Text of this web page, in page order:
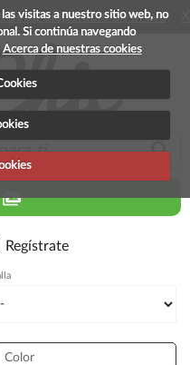
visitas a nuestro sitio web, no
Si continúa navegando
Acerca de nuestras cookies
beta, disponible en breve
search
perm_media
Regístrate
Color